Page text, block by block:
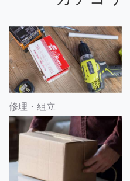
修理・組立